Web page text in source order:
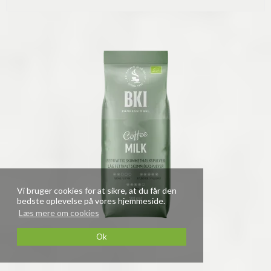
Vi bruger cookies for at sikre, at du får den
bedste oplevelse på vores hjemmeside.
Læs mere om cookies
Ok